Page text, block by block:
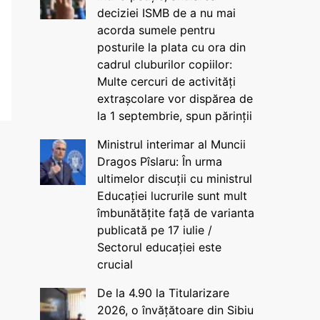
deciziei ISMB de a nu mai
acorda sumele pentru
posturile la plata cu ora din
cadrul cluburilor copiilor:
Multe cercuri de activități
extrașcolare vor dispărea de
la 1 septembrie, spun părinții
Ministrul interimar al Muncii
Dragos Pîslaru: În urma
ultimelor discuții cu ministrul
Educației lucrurile sunt mult
îmbunătățite față de varianta
publicată pe 17 iulie /
Sectorul educației este
crucial
De la 4.90 la Titularizare
2026, o învățătoare din Sibiu